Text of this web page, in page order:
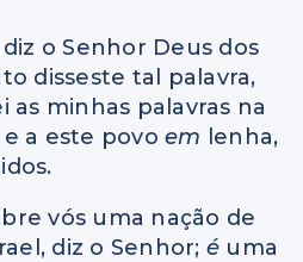
o Senhor Deus dos
disseste tal palavra,
minhas palavras na
a este povo em lenha,
vós uma nação de
diz o Senhor; é uma